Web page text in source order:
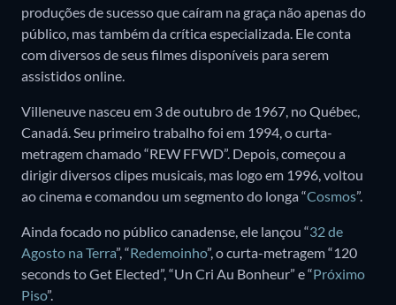
produções de sucesso que caíram na graça não apenas do
público, mas também da crítica especializada. Ele conta
com diversos de seus filmes disponíveis para serem
assistidos online.
Villeneuve nasceu em 3 de outubro de 1967, no Québec,
Canadá. Seu primeiro trabalho foi em 1994, o curta-
metragem chamado “REW FFWD”. Depois, começou a
dirigir diversos clipes musicais, mas logo em 1996, voltou
ao cinema e comandou um segmento do longa “Cosmos”.
Ainda focado no público canadense, ele lançou “32 de
Agosto na Terra”, “Redemoinho”, o curta-metragem “120
seconds to Get Elected”, “Un Cri Au Bonheur” e “Próximo
Piso”.